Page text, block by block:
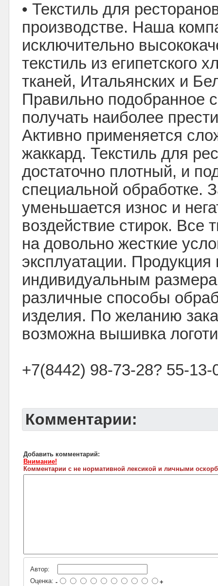
• Текстиль для
производстве. Наша
исключительно
текстиль из египетского
тканей, Итальянских и
Правильно подобранное
получать наиболее
Активно применяется
жаккард. Текстиль для
достаточно плотный, и
специальной обработке.
уменьшается износ и
воздействие стирок. Все
на довольно жесткие
эксплуатации. Продукция
индивидуальным
различные способы
изделия. По желанию
возможна вышивка
+7(8442) 98-73-28? 55-13-
Комментарии:
Добавить комментарий:
Внимание!
Комментарии с не нормативной лексикой и личными
Автор:
Оценка: - +